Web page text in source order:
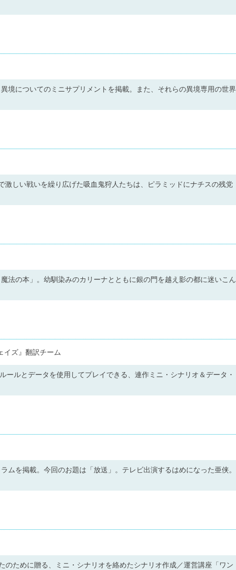
境についてのミニサプリメントを掲載。また、それらの異境専用の世界
しい戦いを繰り広げた吸血鬼狩人たちは、ピラミッドにナチスの残党
法の本」。幼馴染みのカリーナとともに銀の門を越え影の都に迷いこん
ズ』翻訳チーム
ルとデータを使用してプレイできる、連作ミニ・シナリオ＆データ・
ムを掲載。今回のお題は「放送」。テレビ出演するはめになった亜侠。
のために贈る、ミニ・シナリオを絡めたシナリオ作成／運営講座「ワン